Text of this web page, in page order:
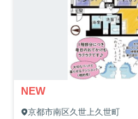
NEW
京都市南区久世上久世町